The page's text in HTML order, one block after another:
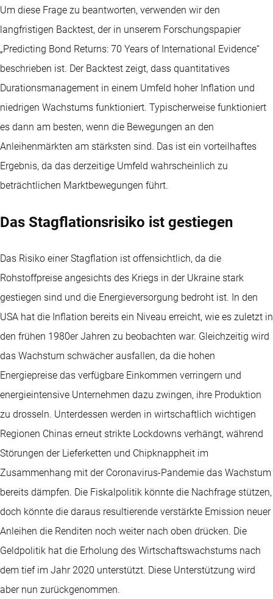
Um diese Frage zu beantworten, verwenden wir den
langfristigen Backtest, der in unserem Forschungspapier
„Predicting Bond Returns: 70 Years of International Evidence“
beschrieben ist. Der Backtest zeigt, dass quantitatives
Durationsmanagement in einem Umfeld hoher Inflation und
niedrigen Wachstums funktioniert. Typischerweise funktioniert
es dann am besten, wenn die Bewegungen an den
Anleihenmärkten am stärksten sind. Das ist ein vorteilhaftes
Ergebnis, da das derzeitige Umfeld wahrscheinlich zu
beträchtlichen Marktbewegungen führt.
Das Stagflationsrisiko ist gestiegen
Das Risiko einer Stagflation ist offensichtlich, da die
Rohstoffpreise angesichts des Kriegs in der Ukraine stark
gestiegen sind und die Energieversorgung bedroht ist. In den
USA hat die Inflation bereits ein Niveau erreicht, wie es zuletzt in
den frühen 1980er Jahren zu beobachten war. Gleichzeitig wird
das Wachstum schwächer ausfallen, da die hohen
Energiepreise das verfügbare Einkommen verringern und
energieintensive Unternehmen dazu zwingen, ihre Produktion
zu drosseln. Unterdessen werden in wirtschaftlich wichtigen
Regionen Chinas erneut strikte Lockdowns verhängt, während
Störungen der Lieferketten und Chipknappheit im
Zusammenhang mit der Coronavirus-Pandemie das Wachstum
bereits dämpfen. Die Fiskalpolitik könnte die Nachfrage stützen,
doch könnte die daraus resultierende verstärkte Emission neuer
Anleihen die Renditen noch weiter nach oben drücken. Die
Geldpolitik hat die Erholung des Wirtschaftswachstums nach
dem tief im Jahr 2020 unterstützt. Diese Unterstützung wird
aber nun zurückgenommen.